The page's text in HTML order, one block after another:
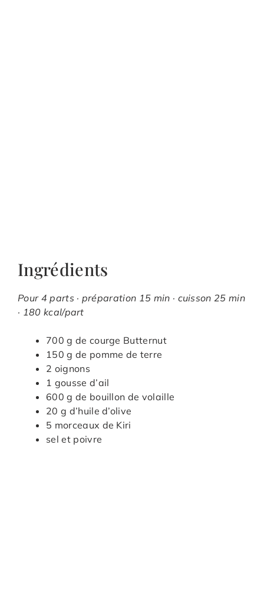
Ingrédients
Pour 4 parts · préparation 15 min · cuisson 25 min
· 180 kcal/part
700 g de courge Butternut
150 g de pomme de terre
2 oignons
1 gousse d’ail
600 g de bouillon de volaille
20 g d’huile d’olive
5 morceaux de Kiri
sel et poivre